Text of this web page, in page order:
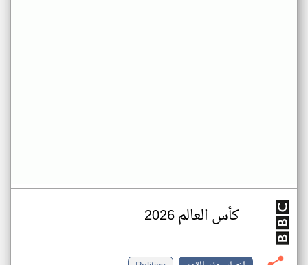
كأس العالم 2026